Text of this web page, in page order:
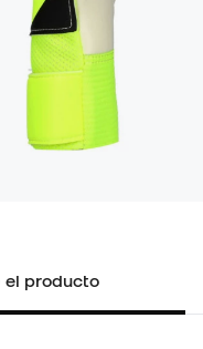
el producto